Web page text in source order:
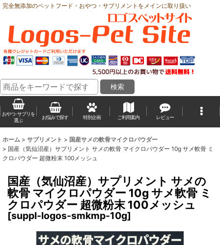
完全無添加のペットフード・おやつ・サプリメントをメインに取り扱い
おやつ･サプリを
選ぶ
お悩みで探す 特別企画 ご利用案内 レビュー
ホーム > サプリメント > 国産サメの軟骨マイクロパウダー
> 国産（気仙沼産）サプリメント サメの軟骨 マイクロパウダー 10g サメ軟骨 ミ
クロパウダー 超微粉末 100メッシュ
国産（気仙沼産）サプリメント サメの
軟骨 マイクロパウダー 10g サメ軟骨 ミ
クロパウダー 超微粉末 100メッシュ
[suppl-logos-smkmp-10g]